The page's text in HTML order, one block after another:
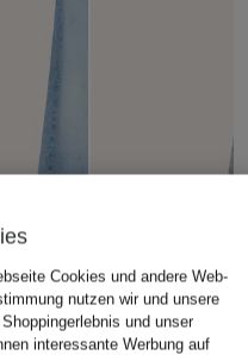
Cookies und andere Web-
nutzen wir und unsere
und unser
interessante Werbung auf